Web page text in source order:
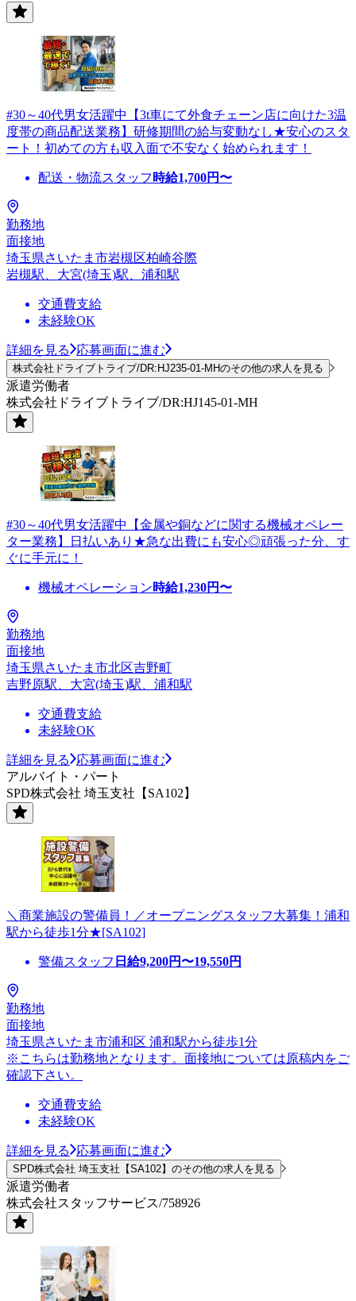
#30～40代男女活躍中【3t車にて外食チェーン店に向けた3温
度帯の商品配送業務】研修期間の給与変動なし★安心のスタ
ート！初めての方も収入面で不安なく始められます！
配送・物流スタッフ 時給1,700円〜
勤務地
面接地
埼玉県さいたま市岩槻区柏崎谷際
岩槻駅、大宮(埼玉)駅、浦和駅
交通費支給
未経験OK
詳細を見る 応募画面に進む
株式会社ドライブトライブ/DR:HJ235-01-MHのその他の求人を見る
派遣労働者
株式会社ドライブトライブ/DR:HJ145-01-MH
#30～40代男女活躍中【金属や銅などに関する機械オペレー
ター業務】日払いあり★急な出費にも安心◎頑張った分、す
ぐに手元に！
機械オペレーション時給1,230円〜
勤務地
面接地
埼玉県さいたま市北区吉野町
吉野原駅、大宮(埼玉)駅、浦和駅
交通費支給
未経験OK
詳細を見る
応募画面に進む
アルバイト・パート
SPD株式会社 埼玉支社【SA102】
＼商業施設の警備員！／オープニングスタッフ大募集！浦和
駅から徒歩1分★[SA102]
警備スタッフ 日給9,200円〜19,550円
勤務地
面接地
埼玉県さいたま市浦和区 浦和駅から徒歩1分
※こちらは勤務地となります。面接地については原稿内をご
確認下さい。
交通費支給
未経験OK
詳細を見る 応募画面に進む
SPD株式会社 埼玉支社【SA102】のその他の求人を見る
派遣労働者
株式会社スタッフサービス/758926